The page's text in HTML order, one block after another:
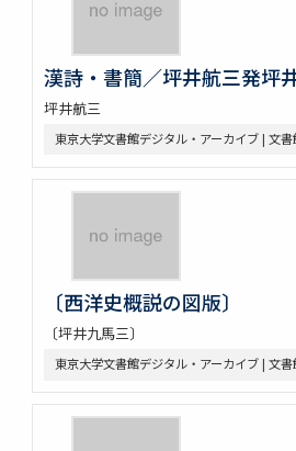
漢詩・書簡／坪井航三発坪
坪井航三
東京大学文書館デジタル・アーカイブ | 文書
〔西洋史概説の図版〕
〔坪井九馬三〕
東京大学文書館デジタル・アーカイブ | 文書